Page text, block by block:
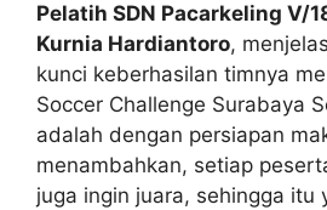
Pelatih SDN Pacarkeling V/
Kurnia Hardiantoro,
kunci keberhasilan timnya
Soccer Challenge Surabaya
adalah dengan persiapan
menambahkan, setiap
juga ingin juara, sehingga itu